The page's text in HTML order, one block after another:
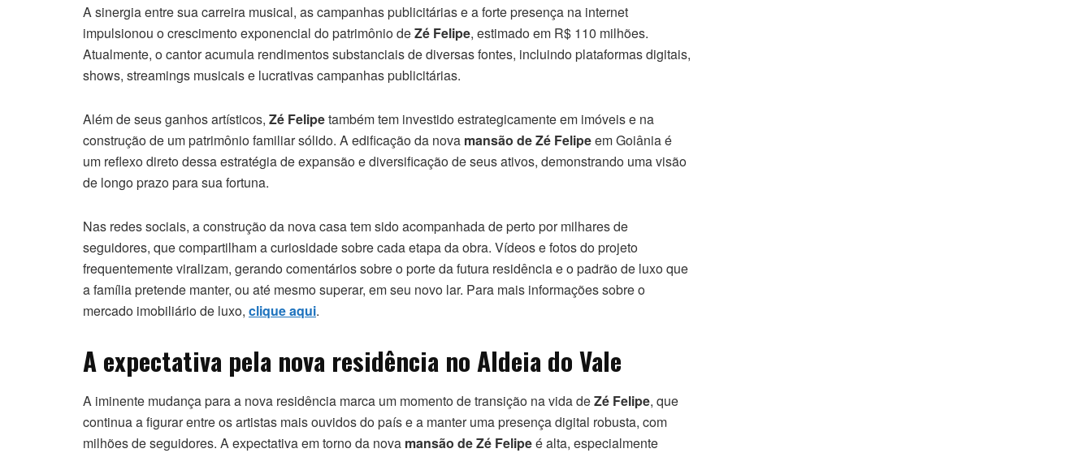
A sinergia entre sua carreira musical, as campanhas publicitárias e a forte presença na internet
impulsionou o crescimento exponencial do patrimônio deZé Felipe, estimado em R$ 110 milhões.
Atualmente, o cantor acumula rendimentos substanciais de diversas fontes, incluindo plataformas digitais,
shows, streamings musicais e lucrativas campanhas publicitárias.
Além de seus ganhos artísticos, Zé Felipetambém tem investido estrategicamente em imóveis e na
construção de um patrimônio familiar sólido. A edificação da nova mansão de Zé Felipeem Goiânia é
um reflexo direto dessa estratégia de expansão e diversificação de seus ativos, demonstrando uma visão
de longo prazo para sua fortuna.
Nas redes sociais, a construção da nova casa tem sido acompanhada de perto por milhares de
seguidores, que compartilham a curiosidade sobre cada etapa da obra. Vídeos e fotos do projeto
frequentemente viralizam, gerando comentários sobre o porte da futura residência e o padrão de luxo que
a família pretende manter, ou até mesmo superar, em seu novo lar. Para mais informações sobre o
mercado imobiliário de luxo, clique aqui.
A expectativa pela nova residência no Aldeia do Vale
A iminente mudança para a nova residência marca um momento de transição na vida deZé Felipe, que
continua a figurar entre os artistas mais ouvidos do país e a manter uma presença digital robusta, com
milhões de seguidores. A expectativa em torno da nova mansão de Zé Felipeé alta, especialmente